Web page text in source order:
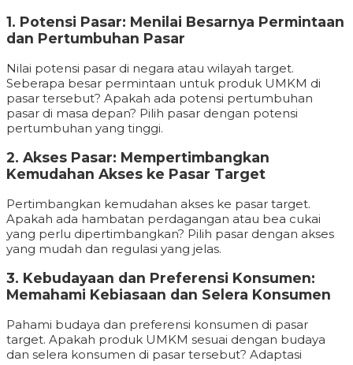
1. Potensi Pasar: Menilai Besarnya Permintaan
dan Pertumbuhan Pasar
Nilai potensi pasar di negara atau wilayah target.
Seberapa besar permintaan untuk produk UMKM di
pasar tersebut? Apakah ada potensi pertumbuhan
pasar di masa depan? Pilih pasar dengan potensi
pertumbuhan yang tinggi.
2. Akses Pasar: Mempertimbangkan
Kemudahan Akses ke Pasar Target
Pertimbangkan kemudahan akses ke pasar target.
Apakah ada hambatan perdagangan atau bea cukai
yang perlu dipertimbangkan? Pilih pasar dengan akses
yang mudah dan regulasi yang jelas.
3. Kebudayaan dan Preferensi Konsumen:
Memahami Kebiasaan dan Selera Konsumen
Pahami budaya dan preferensi konsumen di pasar
target. Apakah produk UMKM sesuai dengan budaya
dan selera konsumen di pasar tersebut? Adaptasi